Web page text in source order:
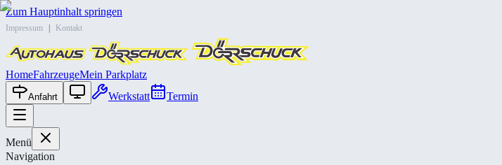
Zum Hauptinhalt springen
Impressum Kontakt
HomeFahrzeugeMein Parkplatz
Anfahrt Werkstatt Termin
Menü
Navigation